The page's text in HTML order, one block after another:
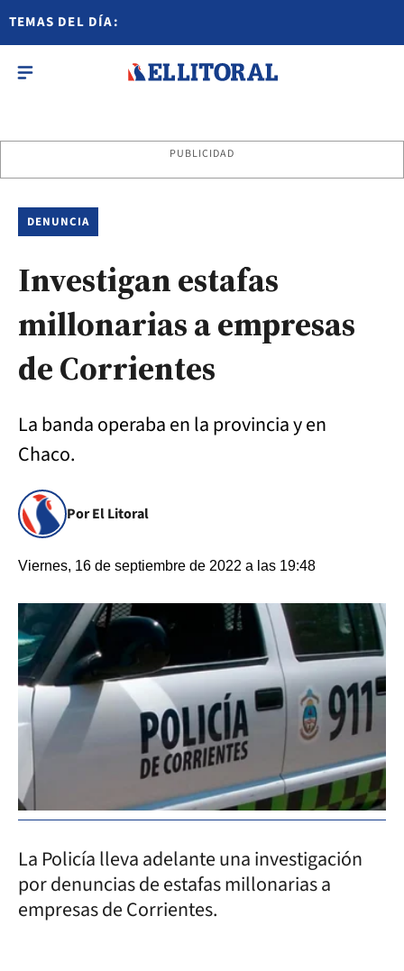
TEMAS DEL DÍA:
PUBLICIDAD
DENUNCIA
Investigan estafas
millonarias a empresas
de Corrientes
La banda operaba en la provincia y en
Chaco.
Por El Litoral
Viernes, 16 de septiembre de 2022 a las 19:48
La Policía lleva adelante una investigación
por denuncias de estafas millonarias a
empresas de Corrientes.